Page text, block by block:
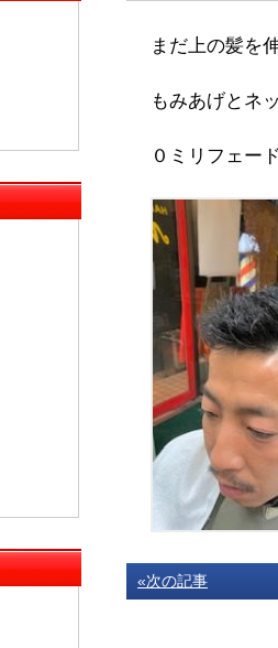
まだ上の髪を
もみあげとネ
０ミリフェー
«次の記事